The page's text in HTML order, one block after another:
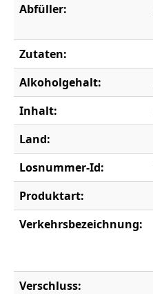
Abfüller:
Zutaten:
Alkoholgehalt:
Inhalt:
Land:
Losnummer-Id:
Produktart:
Verkehrsbezeichnung:
Verschluss: